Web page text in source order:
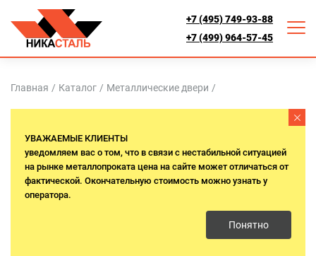
+7 (495) 749-93-88
+7 (499) 964-57-45
Главная / Каталог / Металлические двери /
Дверь тамбурная металлическая используется для
дополнительного отгораживания нескольких квартир от
лифта и лестничной площадки. Основное её назначение –
УВАЖАЕМЫЕ КЛИЕНТЫ
уведомляем вас о том, что в связи с нестабильной ситуацией
на рынке металлопроката цена на сайте может отличаться от
фактической. Окончательную стоимость можно узнать у
оператора.
Понятно